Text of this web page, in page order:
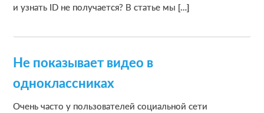
и узнать ID не получается? В статье мы […]
Не показывает видео в
одноклассниках
Очень часто у пользователей социальной сети